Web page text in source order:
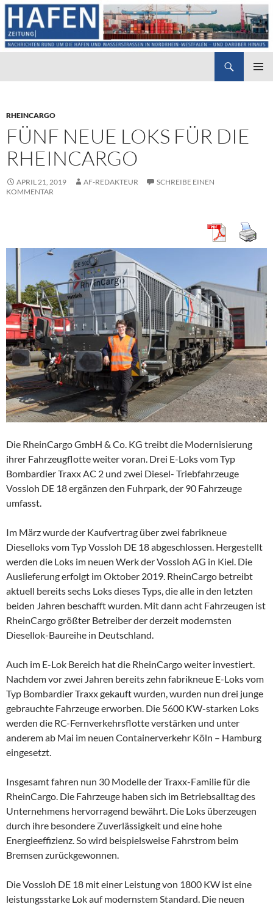
RHEINCARGO
FÜNF NEUE LOKS FÜR DIE
RHEINCARGO
APRIL 21, 2019 AF-REDAKTEUR
SCHREIBE EINEN
KOMMENTAR
Die RheinCargo GmbH & Co. KG treibt die Modernisierung
ihrer Fahrzeugflotte weiter voran. Drei E-Loks vom Typ
Bombardier Traxx AC 2 und zwei Diesel- Triebfahrzeuge
Vossloh DE 18 ergänzen den Fuhrpark, der 90 Fahrzeuge
umfasst.
Im März wurde der Kaufvertrag über zwei fabrikneue
Dieselloks vom Typ Vossloh DE 18 abgeschlossen. Hergestellt
werden die Loks im neuen Werk der Vossloh AG in Kiel. Die
Auslieferung erfolgt im Oktober 2019. RheinCargo betreibt
aktuell bereits sechs Loks dieses Typs, die alle in den letzten
beiden Jahren beschafft wurden. Mit dann acht Fahrzeugen ist
RheinCargo größter Betreiber der derzeit modernsten
Diesellok-Baureihe in Deutschland.
Auch im E-Lok Bereich hat die RheinCargo weiter investiert.
Nachdem vor zwei Jahren bereits zehn fabrikneue E-Loks vom
Typ Bombardier Traxx gekauft wurden, wurden nun drei junge
gebrauchte Fahrzeuge erworben. Die 5600 KW-starken Loks
werden die RC-Fernverkehrsflotte verstärken und unter
anderem ab Mai im neuen Containerverkehr Köln – Hamburg
eingesetzt.
Insgesamt fahren nun 30 Modelle der Traxx-Familie für die
RheinCargo. Die Fahrzeuge haben sich im Betriebsalltag des
Unternehmens hervorragend bewährt. Die Loks überzeugen
durch ihre besondere Zuverlässigkeit und eine hohe
Energieeffizienz. So wird beispielsweise Fahrstrom beim
Bremsen zurückgewonnen.
Die Vossloh DE 18 mit einer Leistung von 1800 KW ist eine
leistungsstarke Lok auf modernstem Standard. Die neuen